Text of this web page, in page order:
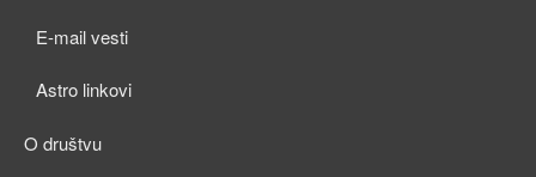
E-mail vesti
Astro linkovi
O društvu